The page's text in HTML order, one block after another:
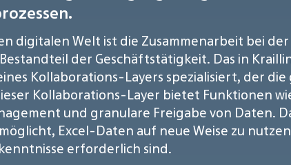
digitalen Welt ist die Zusammenarbeit bei
der Geschäftstätigkeit. Das in
Kollaborations-Layers spezialisiert, der
Kollaborations-Layer bietet Funktionen
und granulare Freigabe von Daten.
Excel-Daten auf neue Weise zu
erforderlich sind.